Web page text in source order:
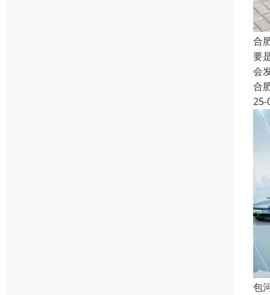
合
要
会
合
25-
包